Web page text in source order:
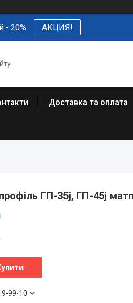
- 20% АКЦИЯ!
Доставка та оплата
ГП-35j, ГП-45j
99-10